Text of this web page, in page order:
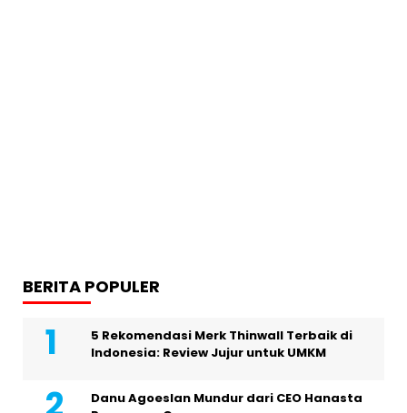
BERITA POPULER
5 Rekomendasi Merk Thinwall Terbaik di
Indonesia: Review Jujur untuk UMKM
Danu Agoeslan Mundur dari CEO Hanasta